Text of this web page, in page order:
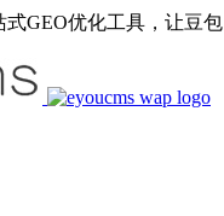
GEO优化工具，让豆